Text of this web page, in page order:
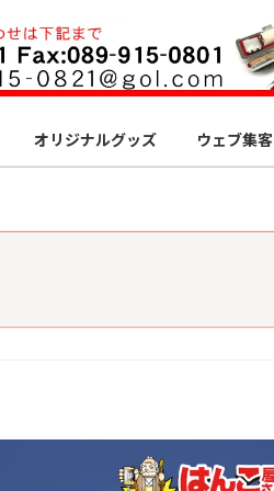
オリジナルグッズ ウェブ集客